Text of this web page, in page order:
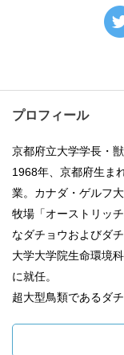
プロフィール
京都府立大学学長・
1968年、京都府生ま
業。カナダ・ゲルフ
牧場「オーストリッ
なダチョウおよびダ
大学大学院生命環境
に就任。
超大型鳥類であるダチ